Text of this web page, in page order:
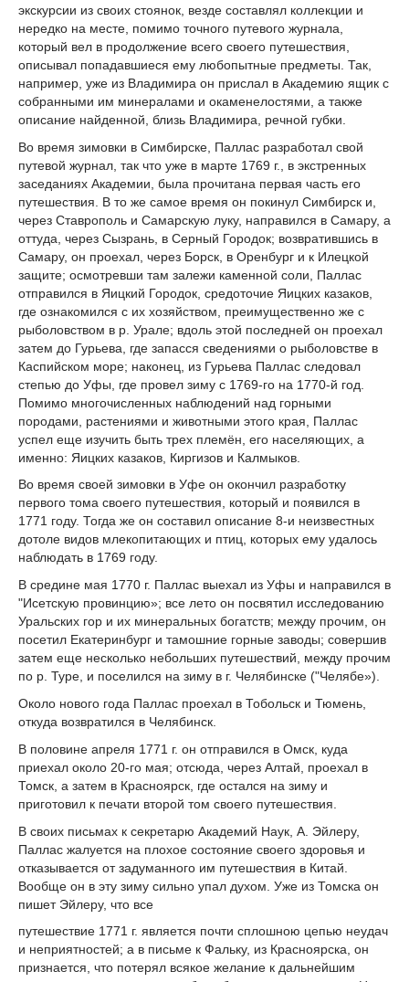
экскурсии из своих стоянок, везде составлял коллекции и
нередко на месте, помимо точного путевого журнала,
который вел в продолжение всего своего путешествия,
описывал попадавшиеся ему любопытные предметы. Так,
например, уже из Владимира он прислал в Академию ящик с
собранными им минералами и окаменелостями, а также
описание найденной, близь Владимира, речной губки.
Во время зимовки в Симбирске, Паллас разработал свой
путевой журнал, так что уже в марте 1769 г., в экстренных
заседаниях Академии, была прочитана первая часть его
путешествия. В то же самое время он покинул Симбирск и,
через Ставрополь и Самарскую луку, направился в Самару, а
оттуда, через Сызрань, в Серный Городок; возвратившись в
Самару, он проехал, через Борск, в Оренбург и к Илецкой
защите; осмотревши там залежи каменной соли, Паллас
отправился в Яицкий Городок, средоточие Яицких казаков,
где ознакомился с их хозяйством, преимущественно же с
рыболовством в р. Урале; вдоль этой последней он проехал
затем до Гурьева, где запасся сведениями о рыболовстве в
Каспийском море; наконец, из Гурьева Паллас следовал
степью до Уфы, где провел зиму с 1769-го на 1770-й год.
Помимо многочисленных наблюдений над горными
породами, растениями и животными этого края, Паллас
успел еще изучить быть трех племён, его населяющих, а
именно: Яицких казаков, Киргизов и Калмыков.
Во время своей зимовки в Уфе он окончил разработку
первого тома своего путешествия, который и появился в
1771 году. Тогда же он составил описание 8-и неизвестных
дотоле видов млекопитающих и птиц, которых ему удалось
наблюдать в 1769 году.
В средине мая 1770 г. Паллас выехал из Уфы и направился в
"Исетскую провинцию»; все лето он посвятил исследованию
Уральских гор и их минеральных богатств; между прочим, он
посетил Екатеринбург и тамошние горные заводы; совершив
затем еще несколько небольших путешествий, между прочим
по р. Туре, и поселился на зиму в г. Челябинске ("Челябе»).
Около нового года Паллас проехал в Тобольск и Тюмень,
откуда возвратился в Челябинск.
В половине апреля 1771 г. он отправился в Омск, куда
приехал около 20-го мая; отсюда, через Алтай, проехал в
Томск, a затем в Красноярск, где остался на зиму и
приготовил к печати второй том своего путешествия.
В своих письмах к секретарю Академий Наук, А. Эйлеру,
Паллас жалуется на плохое состояние своего здоровья и
отказывается от задуманного им путешествия в Китай.
Вообще он в эту зиму сильно упал духом. Уже из Томска он
пишет Эйлеру, что все
путешествие 1771 г. является почти сплошною цепью неудач
и неприятностей; а в письме к Фальку, из Красноярска, он
признается, что потерял всякое желание к дальнейшим